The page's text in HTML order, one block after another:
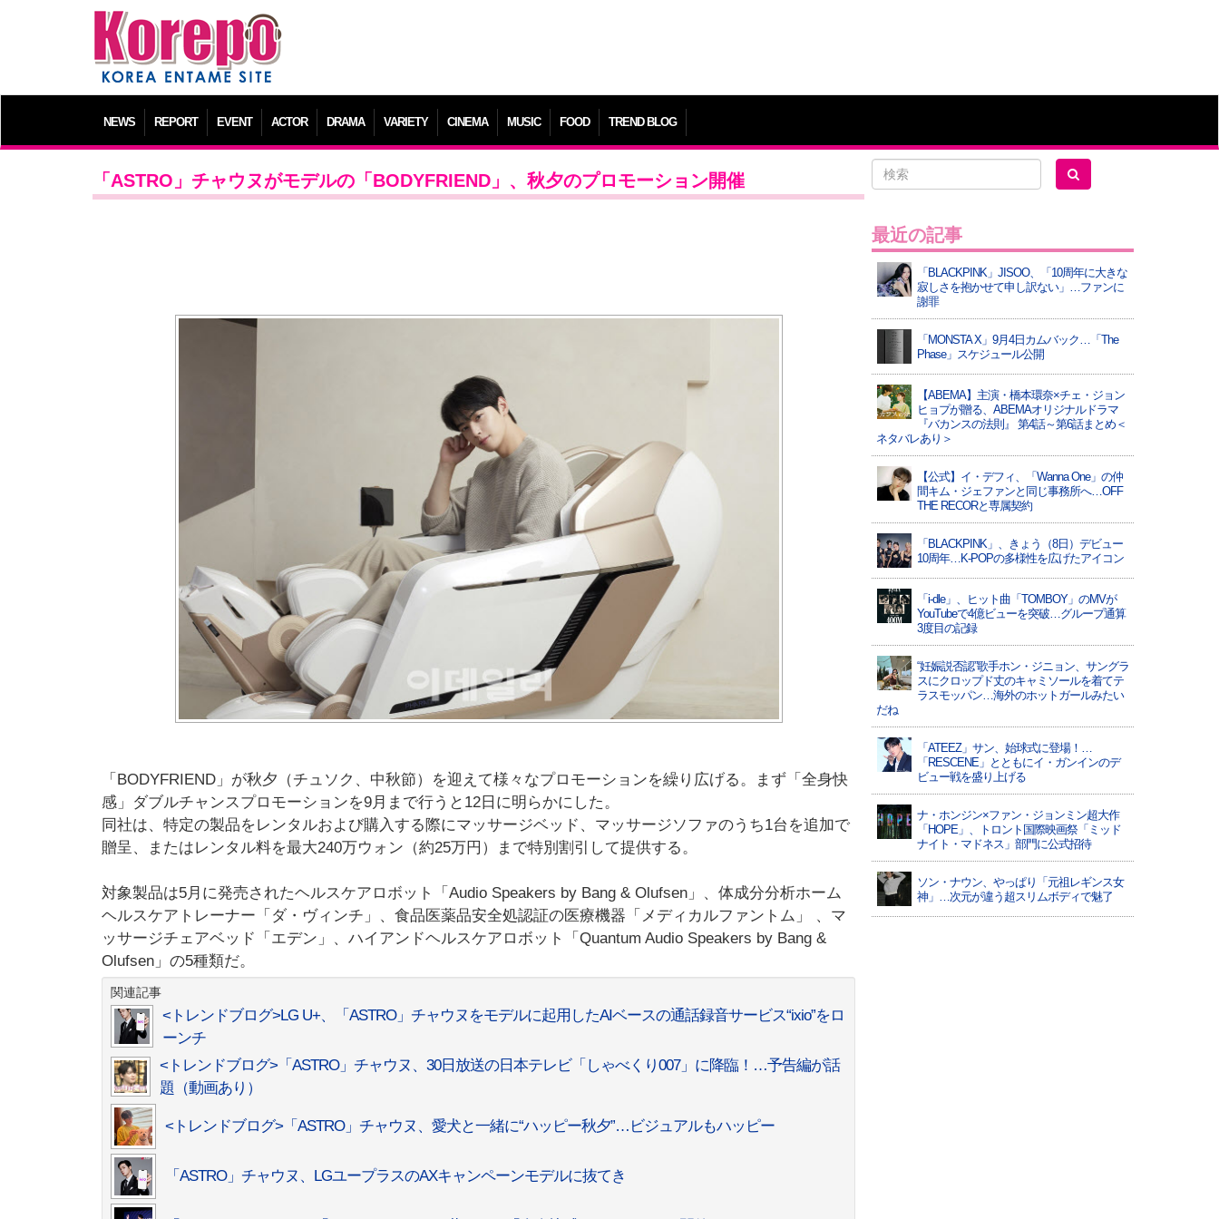
NEWS REPORT EVENT ACTOR DRAMA VARIETY CINEMA MUSIC FOOD TREND BLOG
「ASTRO」チャウヌがモデルの「BODYFRIEND」、秋夕のプロモーション開催
「BODYFRIEND」が秋夕（チュソク、中秋節）を迎えて様々なプロモーションを繰り広げる。まず「全身快
感」ダブルチャンスプロモーションを9月まで行うと12日に明らかにした。
同社は、特定の製品をレンタルおよび購入する際にマッサージベッド、マッサージソファのうち1台を追加で
贈呈、またはレンタル料を最大240万ウォン（約25万円）まで特別割引して提供する。
対象製品は5月に発売されたヘルスケアロボット「Audio Speakers by Bang & Olufsen」、体成分分析ホーム
ヘルスケアトレーナー「ダ・ヴィンチ」、食品医薬品安全処認証の医療機器「メディカルファントム」 、マ
ッサージチェアベッド「エデン」、ハイアンドヘルスケアロボット「Quantum Audio Speakers by Bang &
Olufsen」の5種類だ。
関連記事
<トレンドブログ>LG U+、「ASTRO」チャウヌをモデルに起用したAIベースの通話録音サービス“ixio”をロ
ーンチ
<トレンドブログ>「ASTRO」チャウヌ、30日放送の日本テレビ「しゃべくり007」に降臨！…予告編が話
題（動画あり）
<トレンドブログ>「ASTRO」チャウヌ、愛犬と一緒に“ハッピー秋夕”…ビジュアルもハッピー
「ASTRO」チャウヌ、LGユープラスのAXキャンペーンモデルに抜てき
最近の記事
「BLACKPINK」JISOO、「10周年に大きな
寂しさを抱かせて申し訳ない」…ファンに
謝罪
「MONSTA X」9月4日カムバック…「The
Phase」スケジュール公開
【ABEMA】主演・橋本環奈×チェ・ジョン
ヒョプが贈る、ABEMAオリジナルドラマ
『バカンスの法則』 第4話～第6話まとめ＜
ネタバレあり＞
【公式】イ・デフィ、「Wanna One」の仲
間キム・ジェファンと同じ事務所へ…OFF
THE RECORと専属契約
「BLACKPINK」、きょう（8日）デビュー
10周年…K-POPの多様性を広げたアイコン
「i-dle」、ヒット曲「TOMBOY」のMVが
YouTubeで4億ビューを突破…グループ通算
3度目の記録
“妊娠説否認”歌手ホン・ジニョン、サングラ
スにクロップド丈のキャミソールを着てテ
ラスモッパン…海外のホットガールみたい
だね
「ATEEZ」サン、始球式に登場！…
「RESCENE」とともにイ・ガンインのデ
ビュー戦を盛り上げる
ナ・ホンジン×ファン・ジョンミン超大作
「HOPE」、トロント国際映画祭「ミッド
ナイト・マドネス」部門に公式招待
ソン・ナウン、やっぱり「元祖レギンス女
神」…次元が違う超スリムボディで魅了